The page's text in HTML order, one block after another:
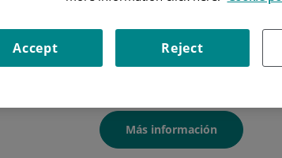
04
Jornadas sobre Cáncer
El Hospital Universitario
cáncer de piel bajo el lema
Más información
Reject
Accept